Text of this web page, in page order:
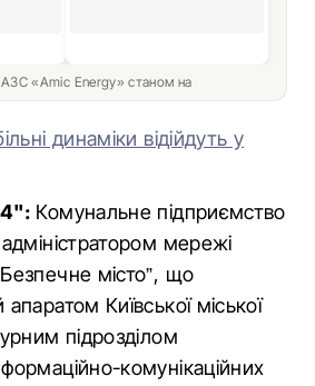
АЗС «Amic Energy» станом на
динаміки відійдуть у
Комунальне підприємство
мережі
місто”, що
Київської міської
підрозділом
комунікаційних